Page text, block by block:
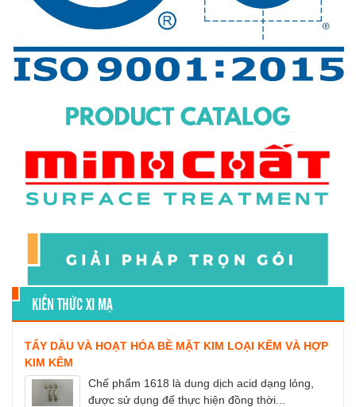
KIẾN THỨC XI MẠ
TẨY DẦU VÀ HOẠT HÓA BỀ MẶT KIM LOẠI KẼM VÀ HỢP
KIM KẼM
Chế phẩm 1618 là dung dịch acid dạng lỏng,
được sử dụng để thực hiện đồng thời...